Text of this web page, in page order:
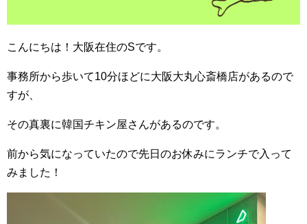
こんにちは！大阪在住のSです。
事務所から歩いて10分ほどに大阪大丸心斎橋店があるので
すが、
その真裏に韓国チキン屋さんがあるのです。
前から気になっていたので先日のお休みにランチで入って
みました！